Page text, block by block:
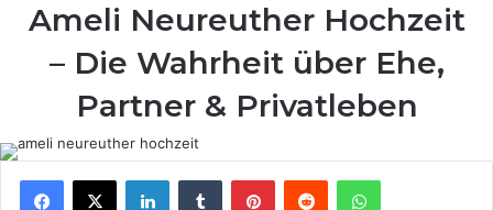
Ameli Neureuther Hochzeit
– Die Wahrheit über Ehe,
Partner & Privatleben
Facebook
X LinkedInTumblr PinterestReddit WhatsApp